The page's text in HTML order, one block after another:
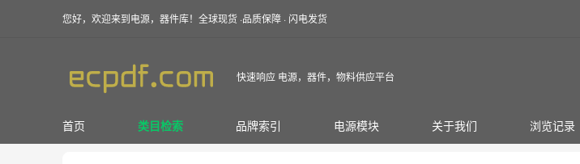
您好，欢迎来到电源，器件库！全球现货 ·品质保障 · 闪电发货
快速响应 电源，器件，物料供应平台
首页 类目检索 品牌索引 电源模块 关于我们 浏览记录